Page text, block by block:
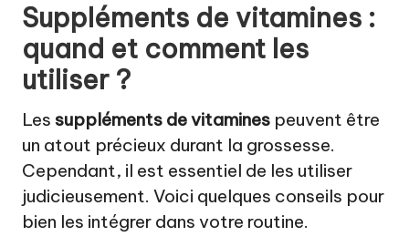
Suppléments de vitamines :
quand et comment les
utiliser ?
Les suppléments de vitamines peuvent être
un atout précieux durant la grossesse.
Cependant, il est essentiel de les utiliser
judicieusement. Voici quelques conseils pour
bien les intégrer dans votre routine.